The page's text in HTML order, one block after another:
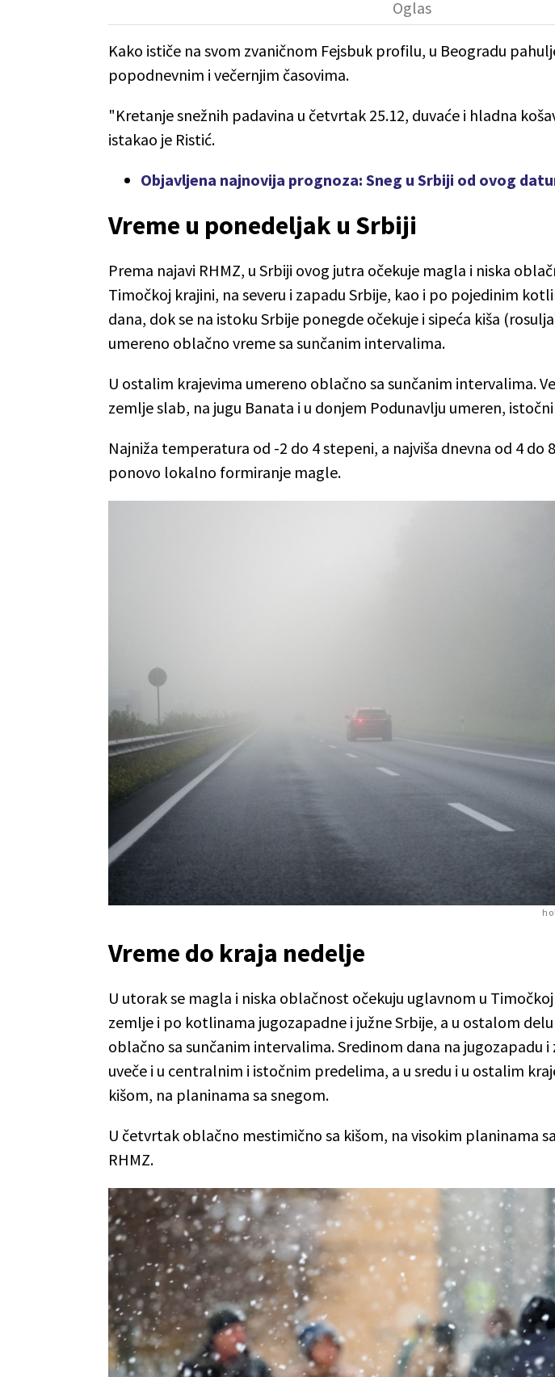
Kako ističe na svom zvaničnom Fejsbuk profilu, u Beogradu
popodnevnim i večernjim časovima.
"Kretanje snežnih padavina u četvrtak 25.12, duvaće i hladna
istakao je Ristić.
Objavljena najnovija prognoza: Sneg u Srbiji od ovog
Vreme u ponedeljak u Srbiji
Prema najavi RHMZ, u Srbiji ovog jutra očekuje magla i niska
Timočkoj krajini, na severu i zapadu Srbije, kao i po pojedinim
dana, dok se na istoku Srbije ponegde očekuje i sipeća kiša
umereno oblačno vreme sa sunčanim intervalima.
U ostalim krajevima umereno oblačno sa sunčanim intervalima.
zemlje slab, na jugu Banata i u donjem Podunavlju umeren,
Najniža temperatura od -2 do 4 stepeni, a najviša dnevna od 4 do
ponovo lokalno formiranje magle.
Vreme do kraja nedelje
U utorak se magla i niska oblačnost očekuju uglavnom u
zemlje i po kotlinama jugozapadne i južne Srbije, a u ostalom
oblačno sa sunčanim intervalima. Sredinom dana na jugozapadu
uveče i u centralnim i istočnim predelima, a u sredu i u ostalim
kišom, na planinama sa snegom.
U četvrtak oblačno mestimično sa kišom, na visokim planinama
RHMZ.